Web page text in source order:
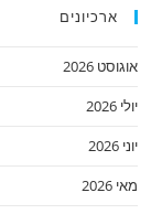
ארכיונים
אוגוסט 2026
יולי 2026
יוני 2026
מאי 2026